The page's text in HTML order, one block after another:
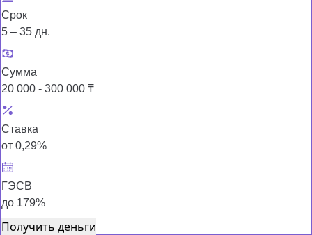
Срок
5 – 35 дн.
Сумма
20 000 - 300 000 ₸
Ставка
от 0,29%
ГЭСВ
до 179%
Получить деньги